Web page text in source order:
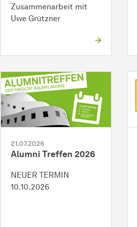
Zusammenarbeit mit
Uwe Grützner
21.07.2026
Alumni Treffen 2026
NEUER TERMIN
10.10.2026